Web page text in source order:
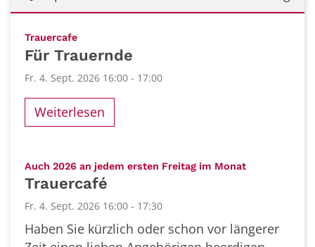
Trauercafe:
Für Trauernde
Fr. 4. Sept. 2026 16:00 - 17:00
Weiterlesen
Auch 2026 an jedem ersten Freitag im Monat:
Trauercafé
Fr. 4. Sept. 2026 16:00 - 17:30
Haben Sie kürzlich oder schon vor längerer